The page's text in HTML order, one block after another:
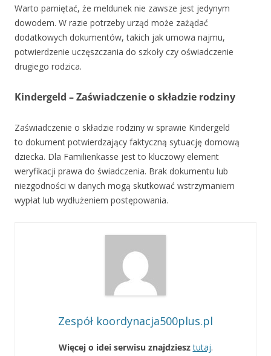
Warto pamiętać, że meldunek nie zawsze jest jedynym
dowodem. W razie potrzeby urząd może zażądać
dodatkowych dokumentów, takich jak umowa najmu,
potwierdzenie uczęszczania do szkoły czy oświadczenie
drugiego rodzica.
Kindergeld – Zaświadczenie o składzie rodziny
Zaświadczenie o składzie rodziny w sprawie Kindergeld
to dokument potwierdzający faktyczną sytuację domową
dziecka. Dla Familienkasse jest to kluczowy element
weryfikacji prawa do świadczenia. Brak dokumentu lub
niezgodności w danych mogą skutkować wstrzymaniem
wypłat lub wydłużeniem postępowania.
Zespół koordynacja500plus.pl
Więcej o idei serwisu znajdziesz tutaj.